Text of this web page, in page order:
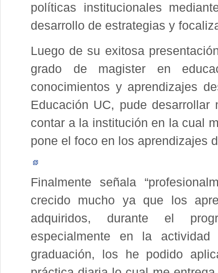
políticas institucionales
desarrollo de estrategias y
Luego de su exitosa
grado de magister en
conocimientos y aprendizajes
Educación UC, pude
contar a la institución en la cual
pone el foco en los aprendizajes
Finalmente señala
crecido mucho ya que los
adquiridos, durante el
especialmente en la
graduación, los he podido